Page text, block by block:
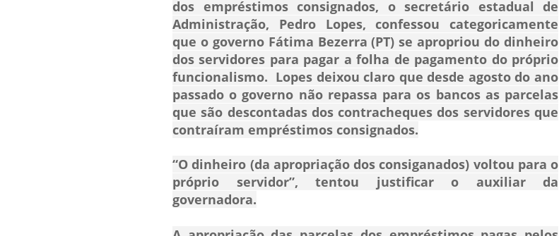
dos empréstimos consignados, o secretário estadual de
Administração, Pedro Lopes, confessou categoricamente
que o governoFátima Bezerra (PT) se apropriou do dinheiro
dos servidores para pagar a folha de pagamento do próprio
funcionalismo. Lopes deixou claro que desde agosto do ano
passado o governo não repassa para os bancos as parcelas
que são descontadas dos contracheques dos servidores que
contraíram empréstimos consignados.
“O dinheiro (da apropriação dos consiganados) voltou para o
próprio servidor”, tentou justificar o auxiliar da
governadora.